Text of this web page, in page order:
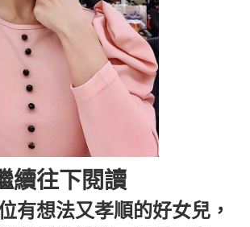
續往下閱讀
有想法又孝順的好女兒，